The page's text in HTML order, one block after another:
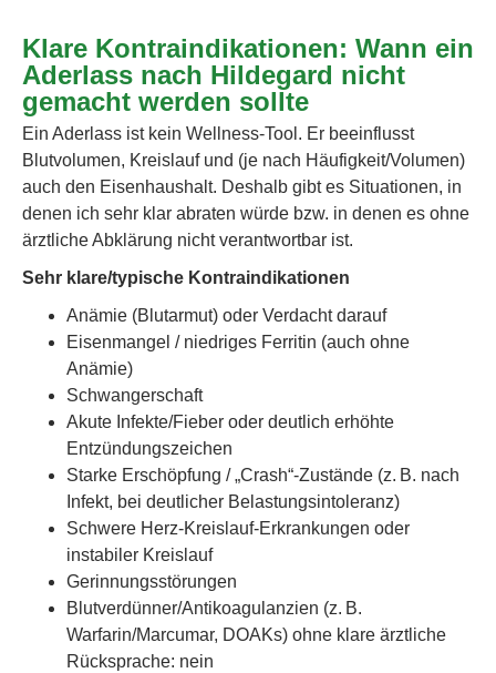
Klare Kontraindikationen: Wann ein
Aderlass nach Hildegard nicht
gemacht werden sollte
Ein Aderlass ist kein Wellness-Tool. Er beeinflusst
Blutvolumen, Kreislauf und (je nach Häufigkeit/Volumen)
auch den Eisenhaushalt. Deshalb gibt es Situationen, in
denen ich sehr klar abraten würde bzw. in denen es ohne
ärztliche Abklärung nicht verantwortbar ist.
Sehr klare/typische Kontraindikationen
Anämie (Blutarmut) oder Verdacht darauf
Eisenmangel / niedriges Ferritin (auch ohne
Anämie)
Schwangerschaft
Akute Infekte/Fieber oder deutlich erhöhte
Entzündungszeichen
Starke Erschöpfung / „Crash“-Zustände (z. B. nach
Infekt, bei deutlicher Belastungsintoleranz)
Schwere Herz-Kreislauf-Erkrankungen oder
instabiler Kreislauf
Gerinnungsstörungen
Blutverdünner/Antikoagulanzien (z. B.
Warfarin/Marcumar, DOAKs) ohne klare ärztliche
Rücksprache: nein